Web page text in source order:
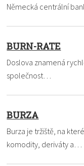
Německá centrální
BURN-RATE
Doslova znamená
společnost…
BURZA
Burza je tržiště, na
komodity, deriváty a…